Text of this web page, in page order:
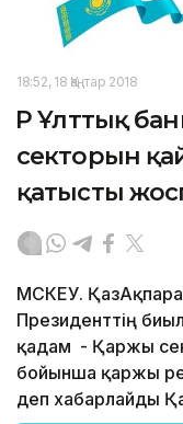
18:52, 18 Қаңтар 2018
ҚР Ұлттық
секторын
қатысты
МӘСКЕУ.
Президенттің
қадам - Қаржы
бойынша қаржы
деп хабарлайды